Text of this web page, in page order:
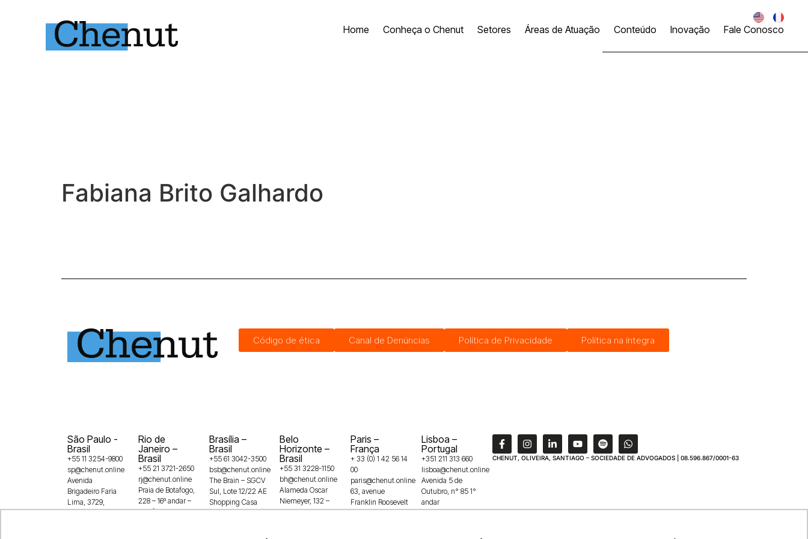
Home Conheça o Chenut Setores Áreas de Atuação Conteúdo Inovação Fale Conosco
Fabiana Brito Galhardo
Código de ética Canal de Denúncias Política de Privacidade Política na íntegra
São Paulo -
Brasil
+55 11 3254-9800
sp@chenut.online
Avenida
Brigadeiro Faria
Lima, 3729,
5° andar, Itaim
Rio de
Janeiro –
Brasil
+55 21 3721-2650
rj@chenut.online
Praia de Botafogo,
228 – 16º andar –
Botafogo
Brasília –
Brasil
+55 61 3042-3500
bsb@chenut.online
The Brain – SGCV
Sul, Lote 12/22 AE
Shopping Casa
Park, 1º andar –
Belo
Horizonte –
Brasil
+55 31 3228-1150
bh@chenut.online
Alameda Oscar
Niemeyer, 132 –
Vila da Serra,
Paris –
França
+ 33 (0) 1 42 56 14
00
paris@chenut.online
63, avenue
Franklin Roosevelt
75008
Lisboa –
Portugal
+351 211 313 660
lisboa@chenut.online
Avenida 5 de
Outubro, n° 85 1°
andar
1050-050
CHENUT, OLIVEIRA, SANTIAGO – SOCIEDADE DE ADVOGADOS | 08.596.867/0001-63